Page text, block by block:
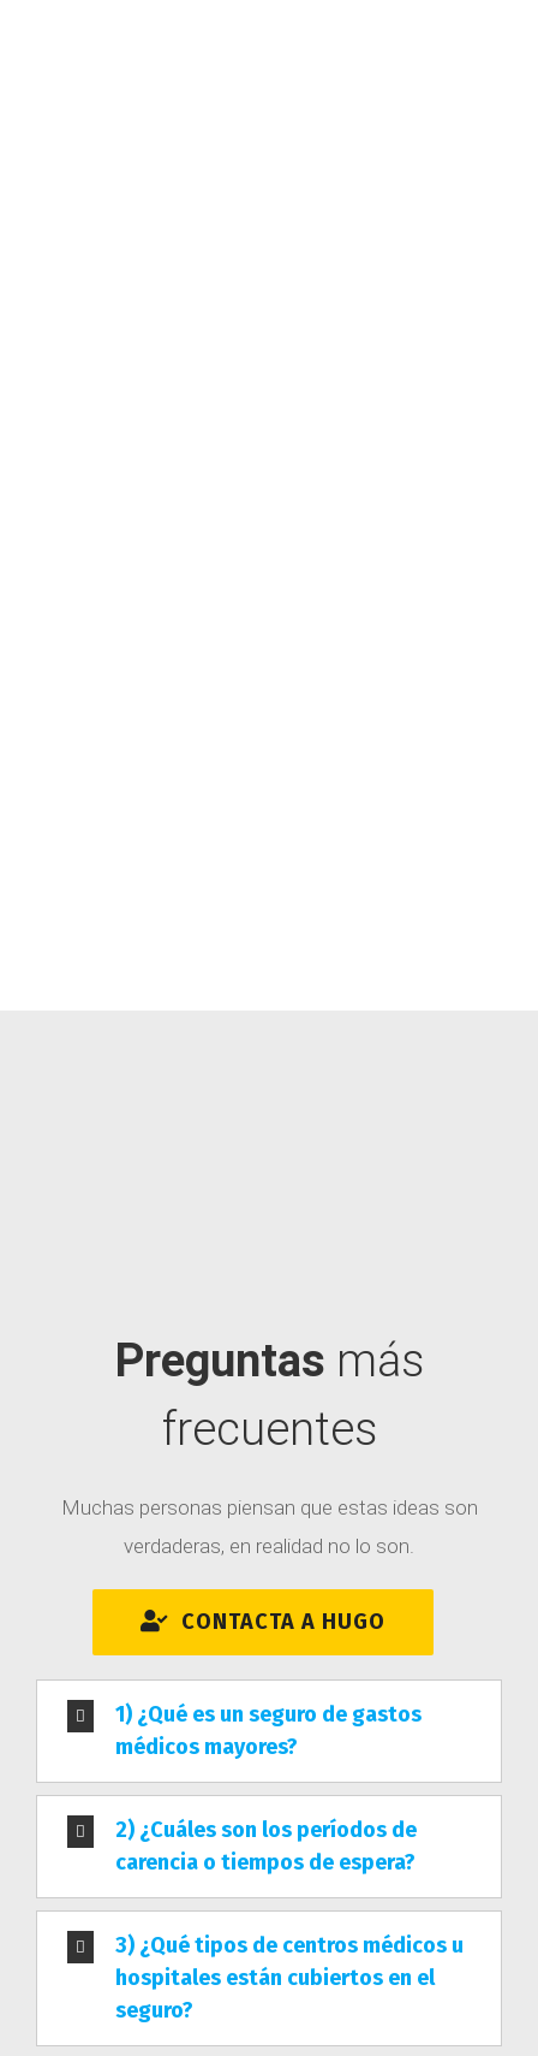
Preguntas más
frecuentes
Muchas personas piensan que estas ideas son
verdaderas, en realidad no lo son.
CONTACTA A HUGO
1) ¿Qué es un seguro de gastos
médicos mayores?
2) ¿Cuáles son los períodos de
carencia o tiempos de espera?
3) ¿Qué tipos de centros médicos u
hospitales están cubiertos en el
seguro?